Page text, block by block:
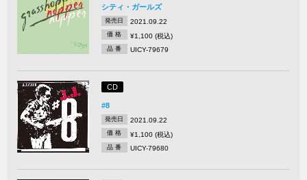
シティ・ガールズ
発売日 2021.09.22
価 格 ¥1,100 (税込)
品 番 UICY-79679
CD
#8
発売日 2021.09.22
価 格 ¥1,100 (税込)
品 番 UICY-79680